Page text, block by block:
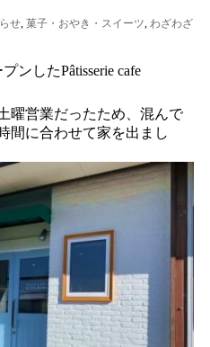
せ ,菓子・おやき・スイーツ わざわざ
ンしたPâtisserie cafe
曜営業だったため、混んで
間に合わせて家を出まし